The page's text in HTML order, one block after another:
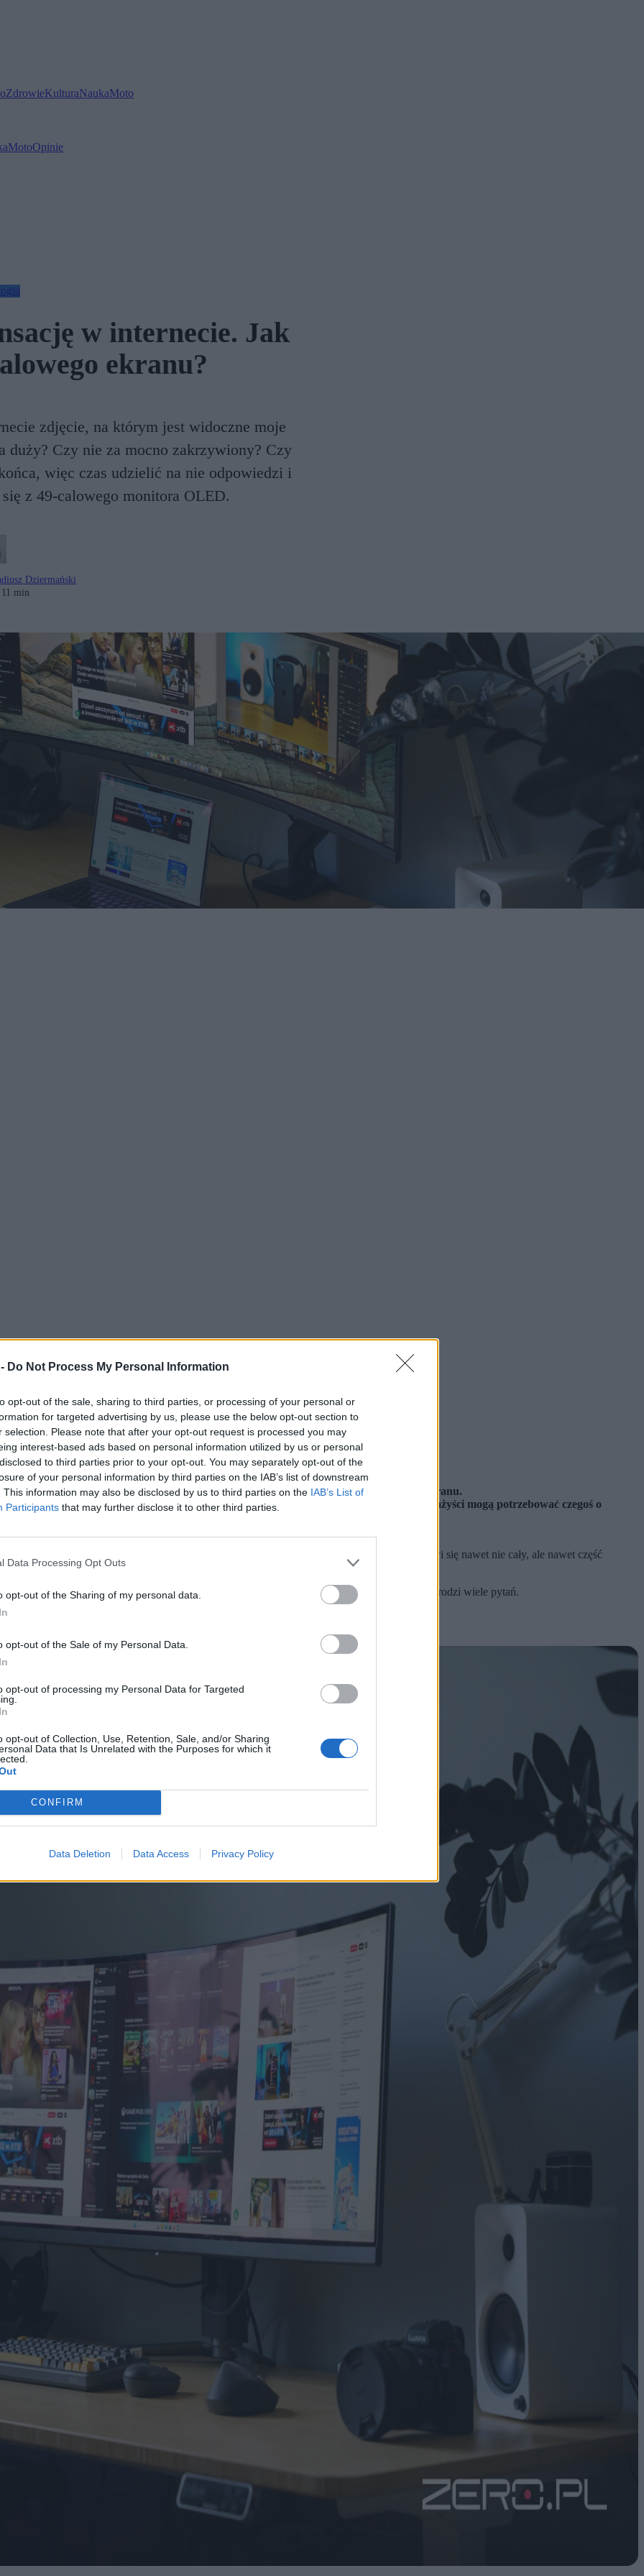
Do Not Process My Personal Information
opt-out of the sale, sharing to third parties, or processing of your personal or
for targeted advertising by us, please use the below opt-out section to
selection. Please note that after your opt-out request is processed you may
interest-based ads based on personal information utilized by us or personal
to third parties prior to your opt-out. You may separately opt-out of the
of your personal information by third parties on the IAB’s list of downstream
This information may also be disclosed by us to third parties on the IAB’s List of
Participants that may further disclose it to other third parties.
Data Processing Opt Outs
opt-out of the Sharing of my personal data.
opt-out of the Sale of my Personal Data.
opt-out of processing my Personal Data for Targeted
opt-out of Collection, Use, Retention, Sale, and/or Sharing
Data that Is Unrelated with the Purposes for which it
CONFIRM
Data Deletion Data Access Privacy Policy
ZdrowieKulturaNaukaMoto
MotoOpinie
w internecie. Jak
ekranu?
zdjęcie, na którym jest widoczne moje
duży? Czy nie za mocno zakrzywiony? Czy
więc czas udzielić na nie odpowiedzi i
z 49-calowego monitora OLED.
Dziermański
11 min
który w internecie wywołuje masę pytań o to, jak na co dzień używa się tak dużego ekranu.
ale nie jest to dobre rozwiązanie dla każdego. Programiści i wbrew pozorom montażyści mogą potrzebować czegoś o
gry. Idealnie sprawdzają się w pracy wielozadaniowej.
często są to zdjęcia testowanego sprzętu albo uruchomionych gier. Jak tylko w kadrze pojawi się nawet nie cały, ale nawet część
korzysta i czy jest to wygodne.
dzień zarówno z komputerem z Windowsem, jak i macOS. Szczególnie ten drugi przypadek rodzi wiele pytań.